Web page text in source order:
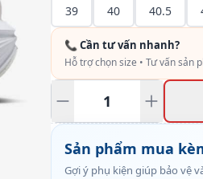
39 40 40.5
📞 Cần tư vấn nhanh?
Hỗ trợ chọn size • Tư vấn sản
Sản phẩm mua
Gợi ý phụ kiện giúp bảo vệ